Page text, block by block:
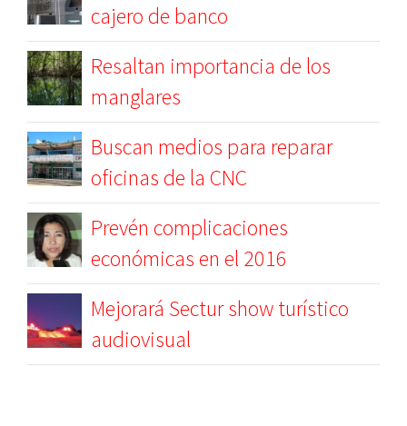
cajero de banco
Resaltan importancia de los
manglares
Buscan medios para reparar
oficinas de la CNC
Prevén complicaciones
económicas en el 2016
Mejorará Sectur show turístico
audiovisual